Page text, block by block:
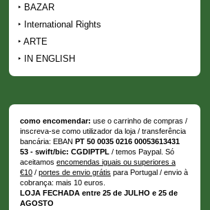
BAZAR
International Rights
ARTE
IN ENGLISH
como encomendar: use o carrinho de compras /
inscreva-se como utilizador da loja / transferência
bancária: EBAN PT 50 0035 0216 00053613431
53 - swift/bic: CGDIPTPL / temos Paypal. Só
aceitamos encomendas iguais ou superiores a
€10 / portes de envio grátis para Portugal / envio à
cobrança: mais 10 euros.
LOJA FECHADA entre 25 de JULHO e 25 de
AGOSTO